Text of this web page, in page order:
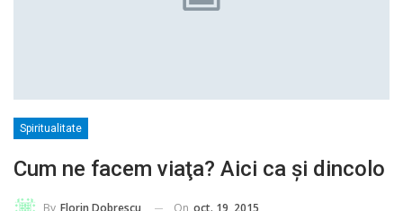
Spiritualitate
Cum ne facem viaţa? Aici ca şi dincolo
On oct. 19, 2015